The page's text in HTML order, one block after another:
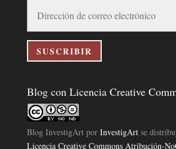
correo
electrónico
SUSCRIBIR
Blog con Licencia Creative
Blog InvestigArtpor InvestigArtse
Licencia Creative Commons Atribución-